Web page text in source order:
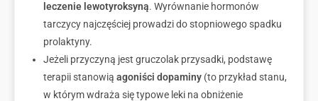
leczenie lewotyroksyną. Wyrównanie hormonów
tarczycy najczęściej prowadzi do stopniowego spadku
prolaktyny.
Jeżeli przyczyną jest gruczolak przysadki, podstawę
terapii stanowią agoniści dopaminy (to przykład stanu,
w którym wdraża się typowe leki na obniżenie